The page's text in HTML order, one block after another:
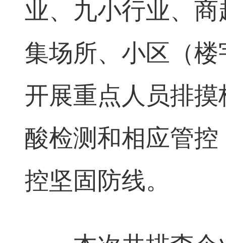
业、九小行业、
集场所、小区（
开展重点人员排
酸检测和相应管
控坚固防线。